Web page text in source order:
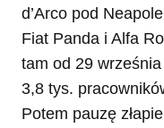
d’Arco pod
Fiat Panda i Alfa
tam od 29
3,8 tys.
Potem pauzę